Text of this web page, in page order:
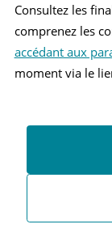
Consultez les
comprenez les
accédant aux
moment via le